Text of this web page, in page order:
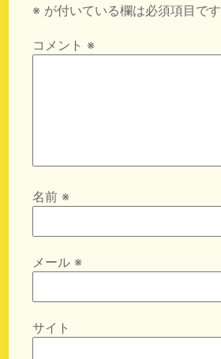
※ が付いている欄は必須項目です
コメント ※
名前 ※
メール ※
サイト